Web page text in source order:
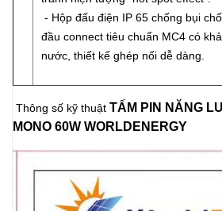
- Hộp đấu điện IP 65 chống bụi
đầu connect tiêu chuẩn MC4 có
nước, thiết kế ghép nối dễ dàng.
Thông số kỹ thuật TẤM PIN NĂNG
MONO 60W WORLDENERGY